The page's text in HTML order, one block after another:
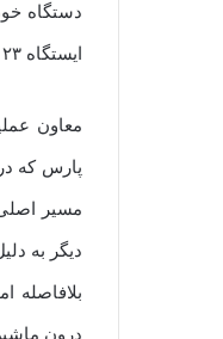
ایستگاه‌ ۲۳ را به محل حادثه اعزام کرد.
معاون
پارس که
مسیر
دیگر به
بلافاصله
درون